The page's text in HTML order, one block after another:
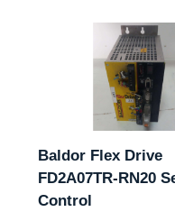
Baldor Flex Drive
FD2A07TR-RN20
Control